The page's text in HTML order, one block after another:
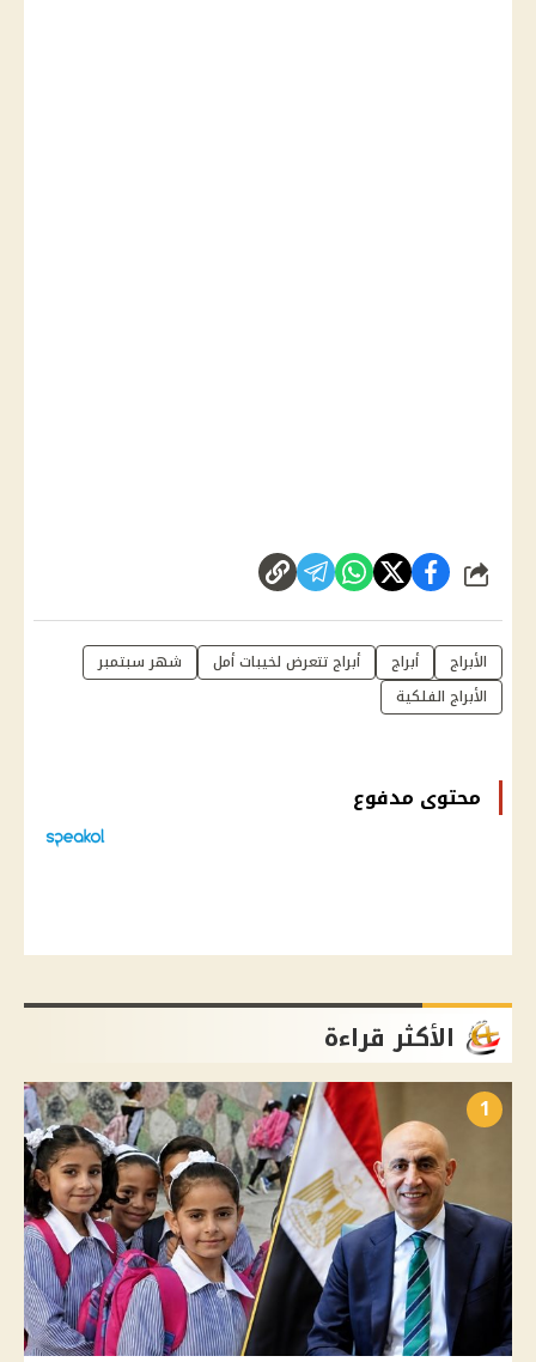
شارك
الأبراج أبراج أبراج تتعرض لخيبات أمل
شهر سبتمبر
الأبراج الفلكية
محتوى مدفوع
الأكثر قراءة
1